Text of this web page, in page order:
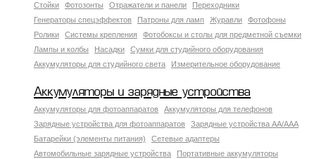
Стойки
Фотозонты Отражатели и панели
Переходники
Генераторы спецэффектов
Патроны для ламп Журавли
Фотофоны
Ролики
Системы крепления
Фотобоксы и столы для предметной съемки
Лампы и колбы
Насадки
Сумки для студийного оборудования
Аккумуляторы для студийного света
Измерительное оборудование
Аккумуляторы и зарядные устройства
Аккумуляторы для фотоаппаратов
Аккумуляторы для телефонов
Зарядные устройства для фотоаппаратов
Зарядные устройства AA/AAA
Батарейки (элементы питания)
Сетевые адаптеры
Автомобильные зарядные устройства
Портативные аккумуляторы